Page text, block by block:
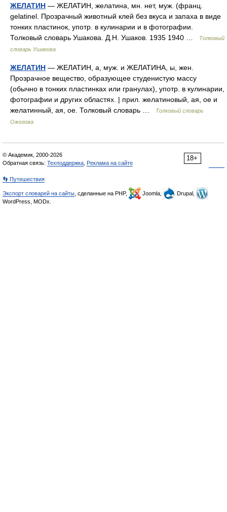
ЖЕЛАТИН — ЖЕЛАТИН, желатина, мн. нет, муж. (франц.
gelatinel. Прозрачный животный клей без вкуса и запаха в виде
тонких пластинок, употр. в кулинарии и в фотографии.
Толковый словарь Ушакова. Д.Н. Ушаков. 1935 1940 …
Толковый
словарь Ушакова
ЖЕЛАТИН — ЖЕЛАТИН, а, муж. и ЖЕЛАТИНА, ы, жен.
Прозрачное вещество, образующее студенистую массу
(обычно в тонких пластинках или гранулах), употр. в кулинарии,
фотографии и других областях. | прил. желатиновый, ая, ое и
желатинный, ая, ое. Толковый словарь …
Толковый словарь
Ожегова
18+
© Академик, 2000-2026
Обратная связь: Техподдержка Реклама на сайте
👣 Путешествия
Экспорт словарей на сайты , сделанные на PHP, Joomla,
Drupal,
WordPress, MODx.